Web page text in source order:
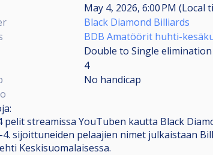
May 4, 2026, 6:00 PM (Local
Black Diamond Billiards
BDB Amatöörit huhti-
Double to Single elimination
4
No handicap
pelit streamissa YouTuben kautta Black
4. sijoittuneiden pelaajien nimet julkaistaan
Keskisuomalaisessa.